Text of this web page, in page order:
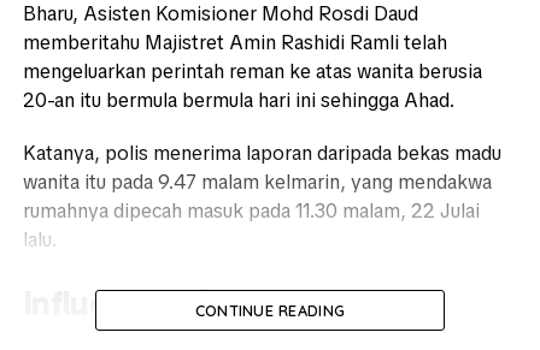
Bharu, Asisten Komisioner Mohd Rosdi Daud
memberitahu Majistret Amin Rashidi Ramli telah
mengeluarkan perintah reman ke atas wanita berusia
20-an itu bermula bermula hari ini sehingga Ahad.
Katanya, polis menerima laporan daripada bekas madu
wanita itu pada 9.47 malam kelmarin, yang mendakwa
rumahnya dipecah masuk pada 11.30 malam, 22 Julai
lalu.
Influencer viralCONTINUE READING